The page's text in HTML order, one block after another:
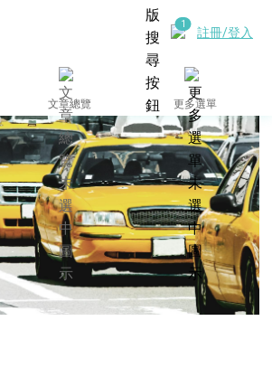
註冊/登入
文章總覽 更多選單